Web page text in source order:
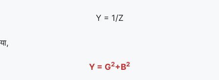
Y = 1/Z
या,
Y = G2+B2